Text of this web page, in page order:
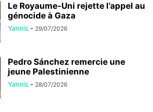
Le Royaume-Uni rejette l’appel au
génocide à Gaza
Yannis - 29/07/2026
Pedro Sánchez remercie une
jeune Palestinienne
Yannis - 28/07/2026